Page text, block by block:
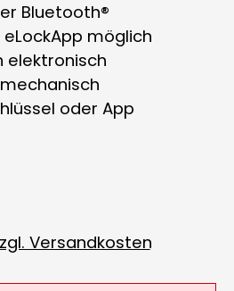
Bluetooth®
möglich
elektronisch
oder App
Versandkosten